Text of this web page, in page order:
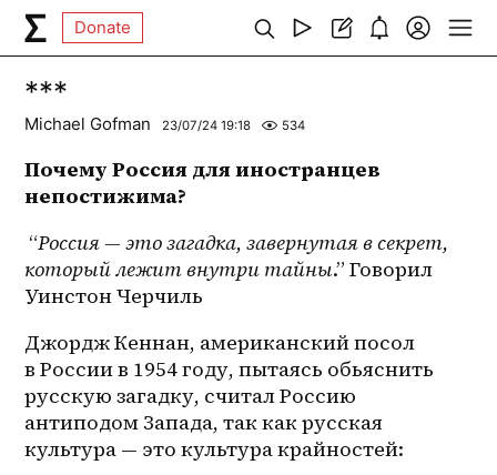
Donate
***
Michael Gofman 23/07/24 19:18 534
Почему Россия для иностранцев
непостижима?
“Россия — это загадка, завернутая в секрет,
который лежит внутри тайны.” Говорил
Уинстон Черчиль
Джордж Кеннан, американский посол
в России в 1954 году, пытаясь обьяснить
русскую загадку, считал Россию
антиподом Запада, так как русская
культура — это культура крайностей: